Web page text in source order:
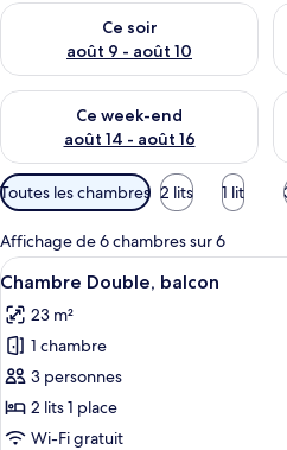
Ce soir
août 9 - août 10
Vérifier la disponibilité pour ce
Ce week-end
août 14 - août 16
Vérifier la disponibilité pour ce
Filtres
disponibles
pour
les
chambres
Toutes les chambres 2 lits 1 lit
Affichage de 6 chambres sur 6
Afficher
toutes
les
photos
pour
ce
type
9
Chambre Double, balcon
23 m²
1 chambre
3 personnes
2 lits 1 place
Wi-Fi gratuit